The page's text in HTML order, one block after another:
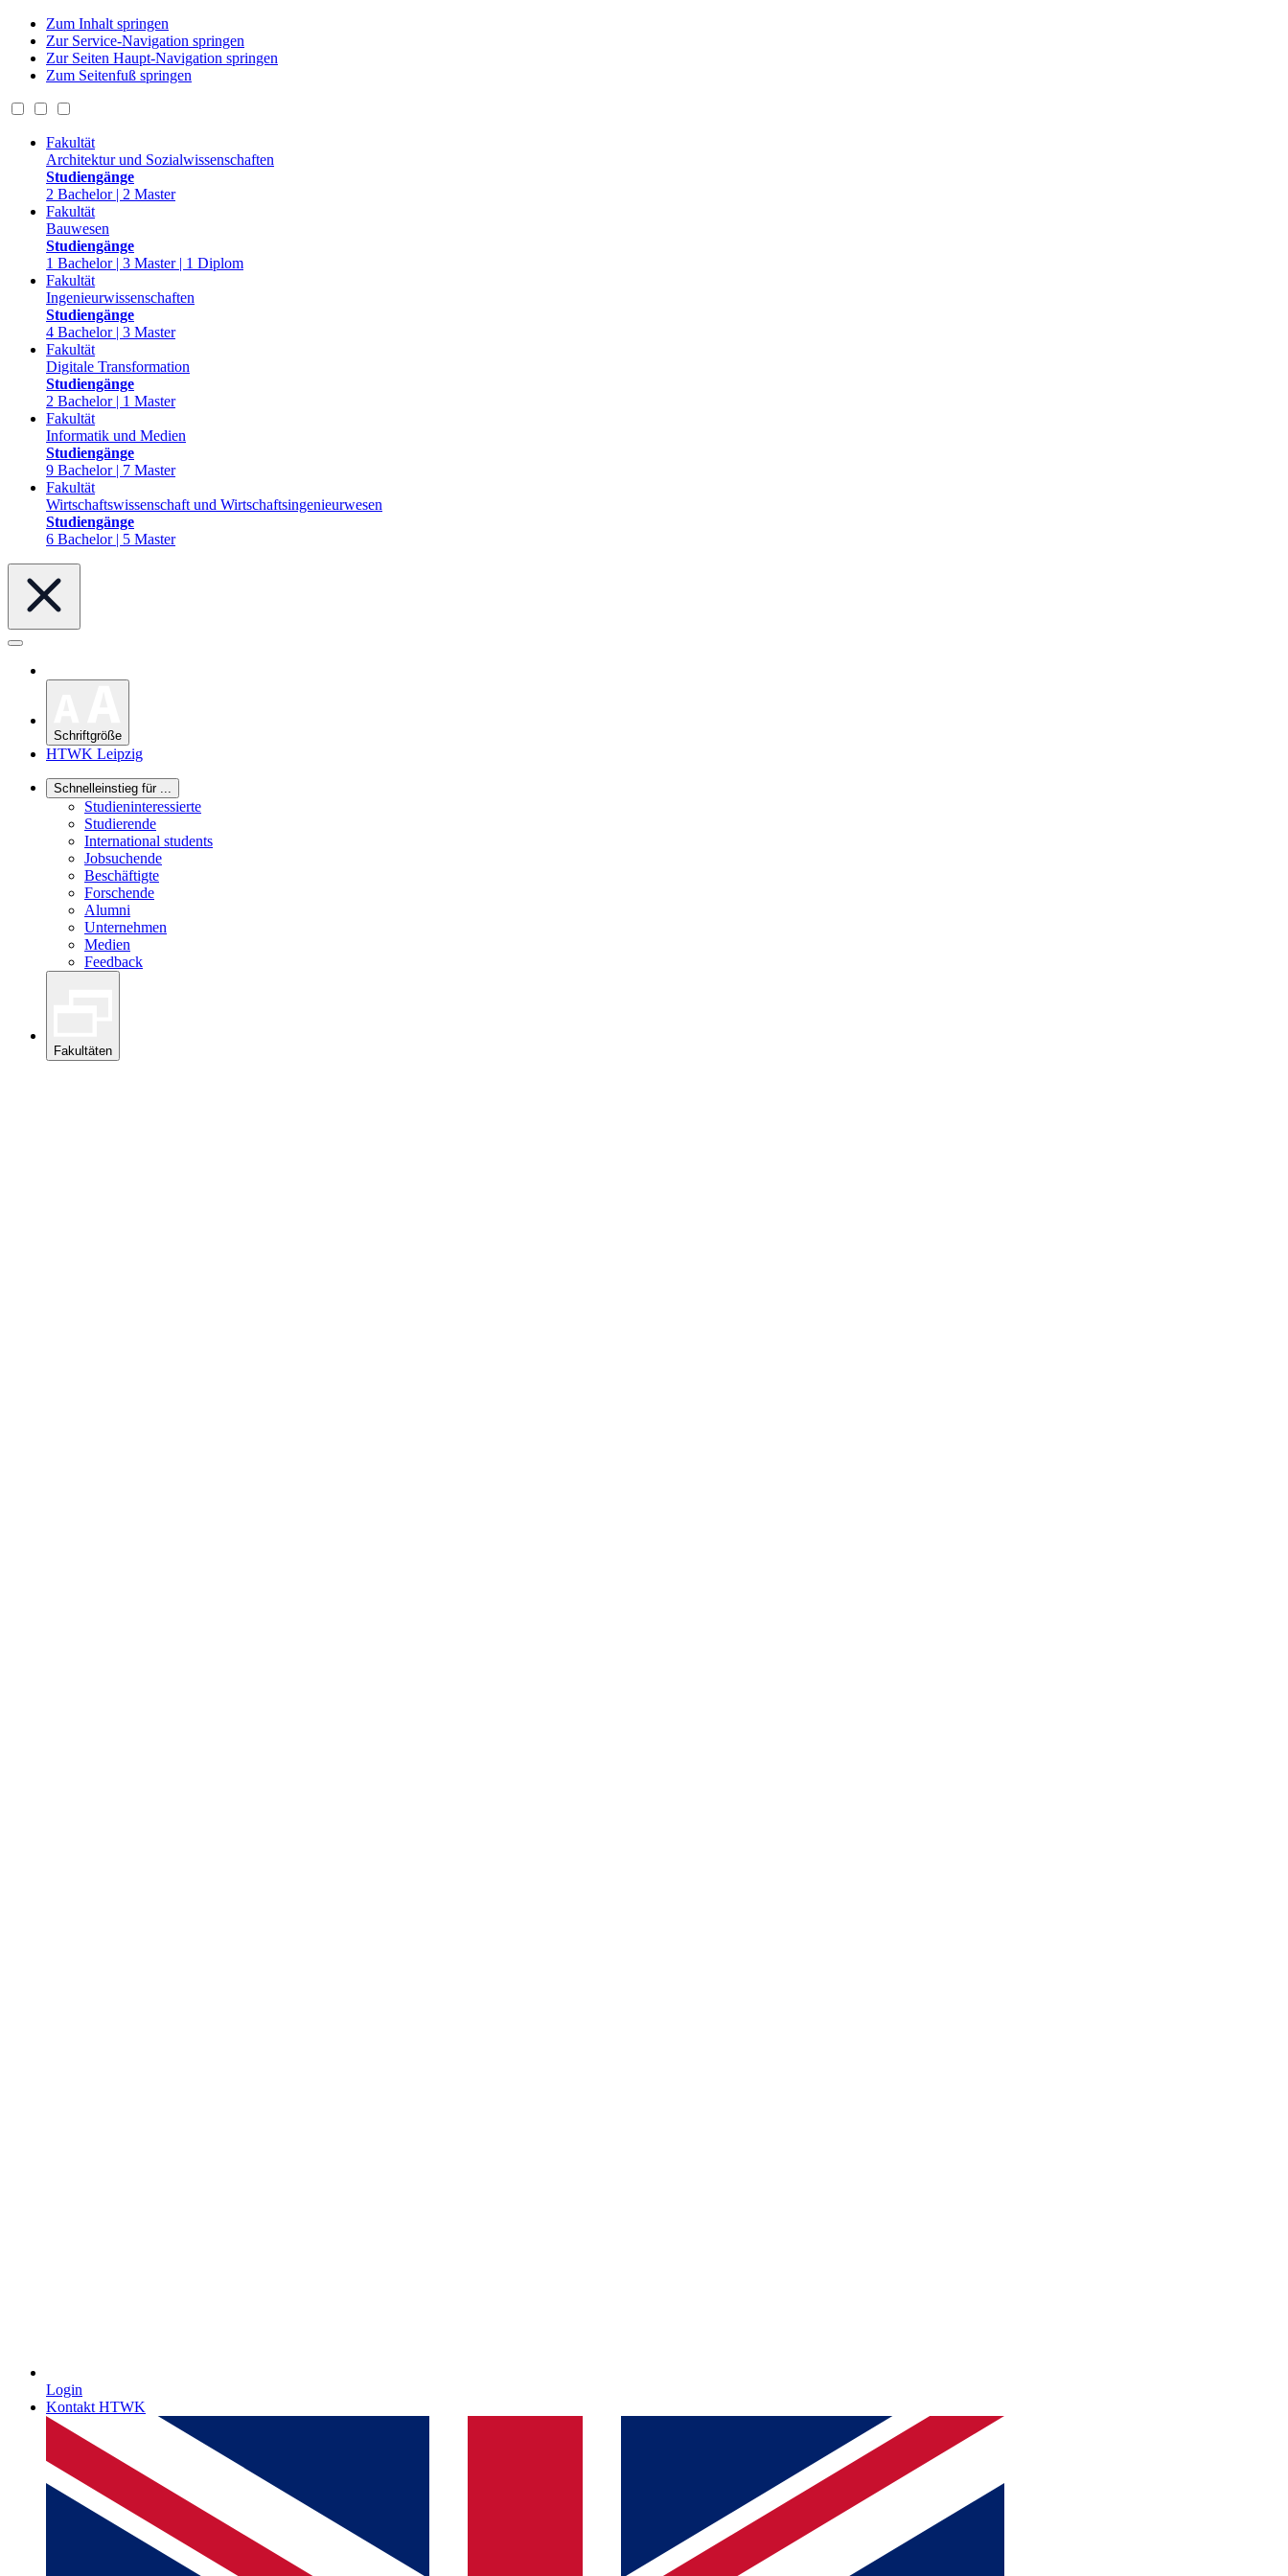
Zum Inhalt springen
Zur Service-Navigation springen
Zur Seiten Haupt-Navigation springen
Zum Seitenfuß springen
Fakultät
Architektur und Sozialwissenschaften
Studiengänge
2 Bachelor | 2 Master
Fakultät
Bauwesen
Studiengänge
1 Bachelor | 3 Master | 1 Diplom
Fakultät
Ingenieurwissenschaften
Studiengänge
4 Bachelor | 3 Master
Fakultät
Digitale Transformation
Studiengänge
2 Bachelor | 1 Master
Fakultät
Informatik und Medien
Studiengänge
9 Bachelor | 7 Master
Fakultät
Wirtschaftswissenschaft und Wirtschaftsingenieurwesen
Studiengänge
6 Bachelor | 5 Master
Schriftgröße
HTWK Leipzig
Schnelleinstieg für ...
Studieninteressierte
Studierende
International students
Jobsuchende
Beschäftigte
Forschende
Alumni
Unternehmen
Medien
Feedback
Fakultäten
Login
Kontakt HTWK